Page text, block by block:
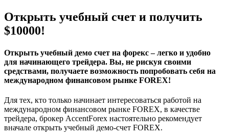
Открыть учебный счет и получить
$10000!
Открыть учебный демо счет на форекс – легко и удобно
для начинающего трейдера. Вы, не рискуя своими
средствами, получаете возможность попробовать себя на
международном финансовом рынке FOREX!
Для тех, кто только начинает интересоваться работой на
международном финансовом рынке FOREX, в качестве
трейдера, брокер AccentForex настоятельно рекомендует
вначале открыть учебный демо-счет FOREX.